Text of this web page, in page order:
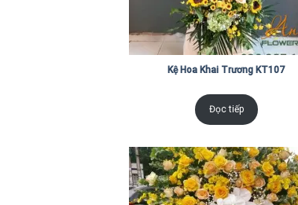
Kệ Hoa Khai Trương KT107
Đọc tiếp